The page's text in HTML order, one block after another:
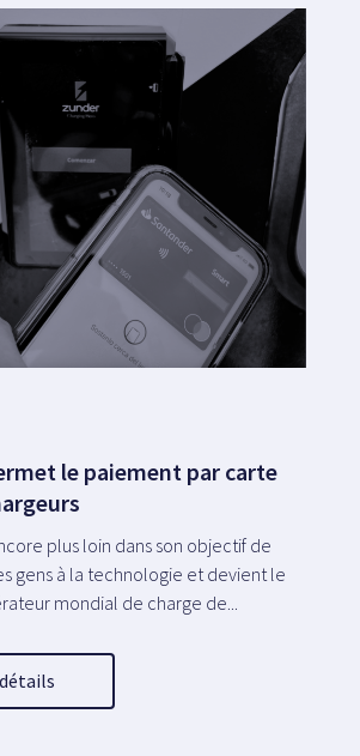
le paiement par carte
plus loin dans son objectif de
gens à la technologie et devient le
mondial de charge de...